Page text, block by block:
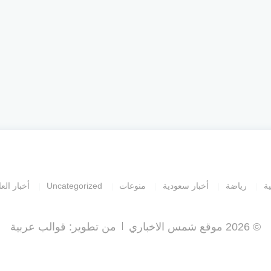
رياضة أخبار سعودية منوعات Uncategorized أخبار
© 2026 موقع شمس الاخباري من تطوير: قوالب عربية